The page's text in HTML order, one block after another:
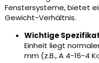
Fenstersysteme, bietet
Gewicht-Verhältnis.
Wichtige
Einheit liegt
mm (z.B., A 4-16-4